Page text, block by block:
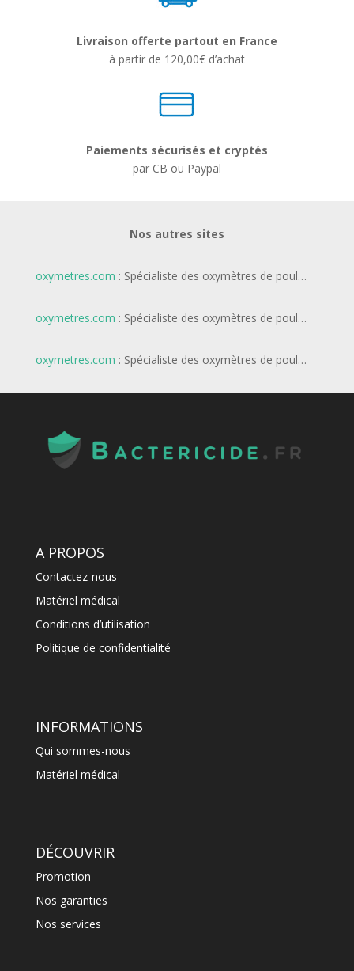
Livraison offerte partout en France
à partir de 120,00€ d’achat
Paiements sécurisés et cryptés
par CB ou Paypal
Nos autres sites
oxymetres.com : Spécialiste des oxymètres de poul…
oxymetres.com : Spécialiste des oxymètres de poul…
oxymetres.com : Spécialiste des oxymètres de poul…
A PROPOS
Contactez-nous
Matériel médical
Conditions d’utilisation
Politique de confidentialité
INFORMATIONS
Qui sommes-nous
Matériel médical
DÉCOUVRIR
Promotion
Nos garanties
Nos services